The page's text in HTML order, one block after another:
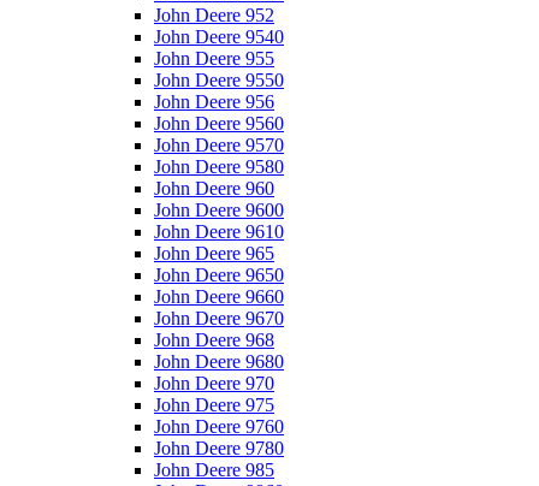
John Deere 952
John Deere 9540
John Deere 955
John Deere 9550
John Deere 956
John Deere 9560
John Deere 9570
John Deere 9580
John Deere 960
John Deere 9600
John Deere 9610
John Deere 965
John Deere 9650
John Deere 9660
John Deere 9670
John Deere 968
John Deere 9680
John Deere 970
John Deere 975
John Deere 9760
John Deere 9780
John Deere 985